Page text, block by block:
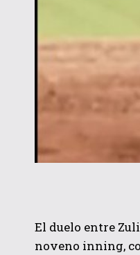
El duelo entre
noveno inning,